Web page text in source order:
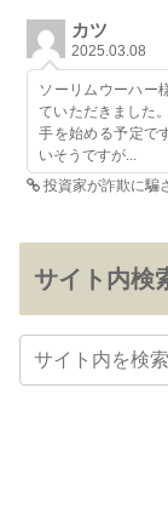
カツ
2025.03.08
ソーリムウーハー
ていただきました
手を始める予定で
いそうですが...
投資家が詐欺に騙
サイト内検